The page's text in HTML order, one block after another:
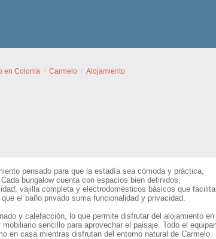
en Colonia Carmelo Alojamiento
pensado para que la estadía sea cómoda y práctica,
bungalow cuenta con espacios bien definidos,
vajilla completa y electrodomésticos básicos que
el baño privado suma funcionalidad y privacidad.
y calefacción, lo que permite disfrutar del alojamiento
sencillo para aprovechar el paisaje. Todo el
en casa mientras disfrutan del entorno natural de Carmelo.